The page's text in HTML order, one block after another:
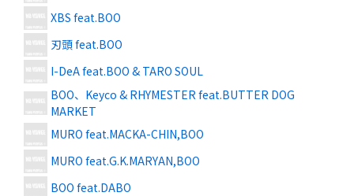
XBS feat.BOO
刃頭 feat.BOO
I-DeA feat.BOO & TARO SOUL
BOO、Keyco & RHYMESTER feat.BUTTER DOG
MARKET
MURO feat.MACKA-CHIN,BOO
MURO feat.G.K.MARYAN,BOO
BOO feat.DABO